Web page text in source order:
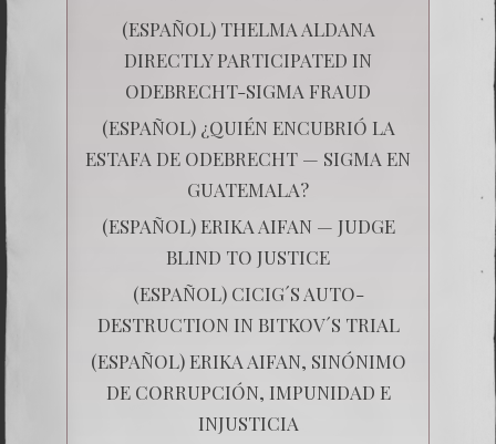
(ESPAÑOL) THELMA ALDANA
DIRECTLY PARTICIPATED IN
ODEBRECHT-SIGMA FRAUD
(ESPAÑOL) ¿QUIÉN ENCUBRIÓ LA
ESTAFA DE ODEBRECHT — SIGMA EN
GUATEMALA?
(ESPAÑOL) ERIKA AIFAN — JUDGE
BLIND TO JUSTICE
(ESPAÑOL) CICIG´S AUTO-
DESTRUCTION IN BITKOV´S TRIAL
(ESPAÑOL) ERIKA AIFAN, SINÓNIMO
DE CORRUPCIÓN, IMPUNIDAD E
INJUSTICIA